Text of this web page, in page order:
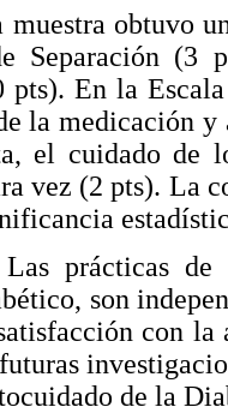
muestra obtuvo
Separación (3
pts). En la
la medicación y
el cuidado de
vez (2 pts). La
prácticas de
son
con la
de la